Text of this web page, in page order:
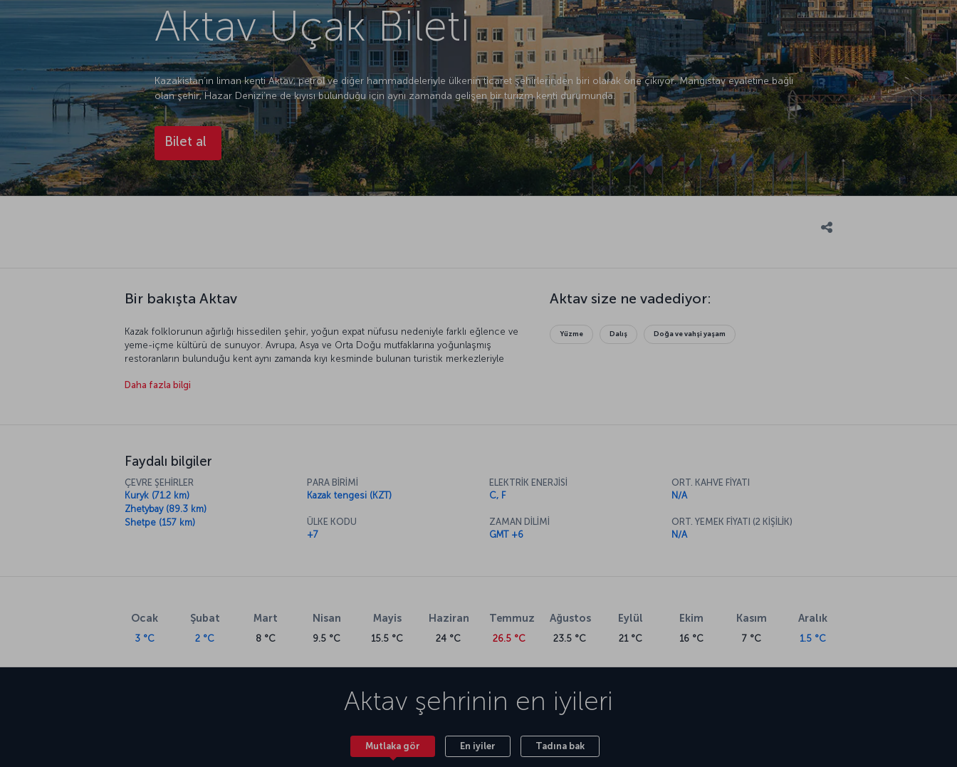
Aktav Uçak Bileti
Kazakistan’ın liman kenti Aktav, petrol ve diğer hammaddeleriyle ülkenin ticaret şehirlerinden biri olarak öne çıkıyor. Mangıstav eyaletine bağlı
olan şehir, Hazar Denizi’ne de kıyısı bulunduğu için aynı zamanda gelişen bir turizm kenti durumunda.
Bilet al
Bir bakışta Aktav
Kazak folklorunun ağırlığı hissedilen şehir, yoğun expat nüfusu nedeniyle farklı eğlence ve
yeme-içme kültürü de sunuyor. Avrupa, Asya ve Orta Doğu mutfaklarına yoğunlaşmış
restoranların bulunduğu kent aynı zamanda kıyı kesminde bulunan turistik merkezleriyle
Daha fazla bilgi
Aktav size ne vadediyor:
Yüzme Dalış Doğa ve vahşi yaşam
Faydalı bilgiler
ÇEVRE ŞEHİRLER
Kuryk (71.2 km)
Zhetybay (89.3 km)
Shetpe (157 km)
PARA BİRİMİ
Kazak tengesi (KZT)
ÜLKE KODU
+7
ELEKTRİK ENERJİSİ
C, F
ZAMAN DİLİMİ
GMT +6
ORT. KAHVE FİYATI
N/A
ORT. YEMEK FİYATI (2 KİŞİLİK)
N/A
Ocak
3 °C
Şubat
2 °C
Mart
8 °C
Nisan
9.5 °C
Mayis
15.5 °C
Haziran
24 °C
Temmuz
26.5 °C
Ağustos
23.5 °C
Eylül
21 °C
Ekim
16 °C
Kasım
7 °C
Aralık
1.5 °C
Aktav şehrinin en iyileri
Mutlaka gör En iyiler Tadına bak